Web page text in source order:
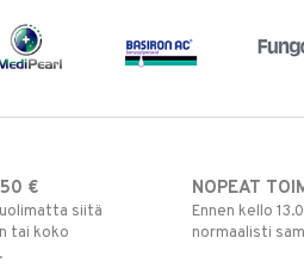
€
siitä
tai koko
NOPEAT
Ennen kello
normaalisti